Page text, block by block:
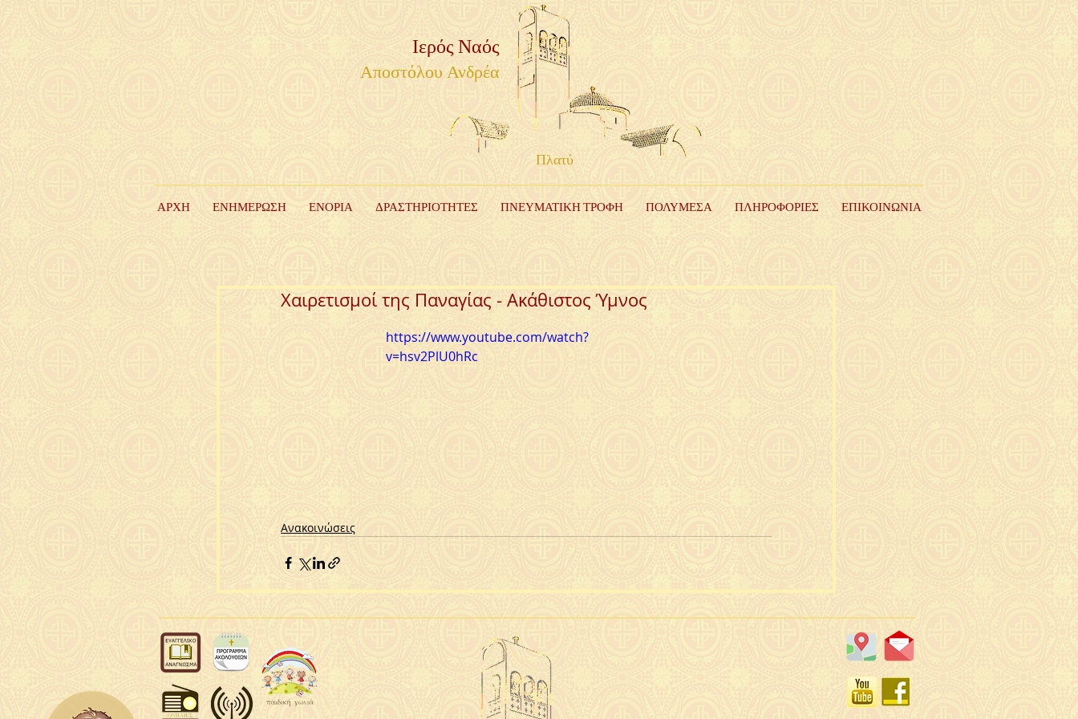
Ιερός Ναός
Αποστόλου Ανδρέα
Πλατύ
ΑΡΧΗ ΕΝΗΜΕΡΩΣΗ ΕΝΟΡΙΑ ΔΡΑΣΤΗΡΙΟΤΗΤΕΣ ΠΝΕΥΜΑΤΙΚΗ ΤΡΟΦΗ ΠΟΛΥΜΕΣΑ ΠΛΗΡΟΦΟΡΙΕΣ ΕΠΙΚΟΙΝΩΝΙΑ
Χαιρετισμοί της Παναγίας - Ακάθιστος Ύμνος
https://www.youtube.com/watch?
v=hsv2PlU0hRc
Ανακοινώσεις